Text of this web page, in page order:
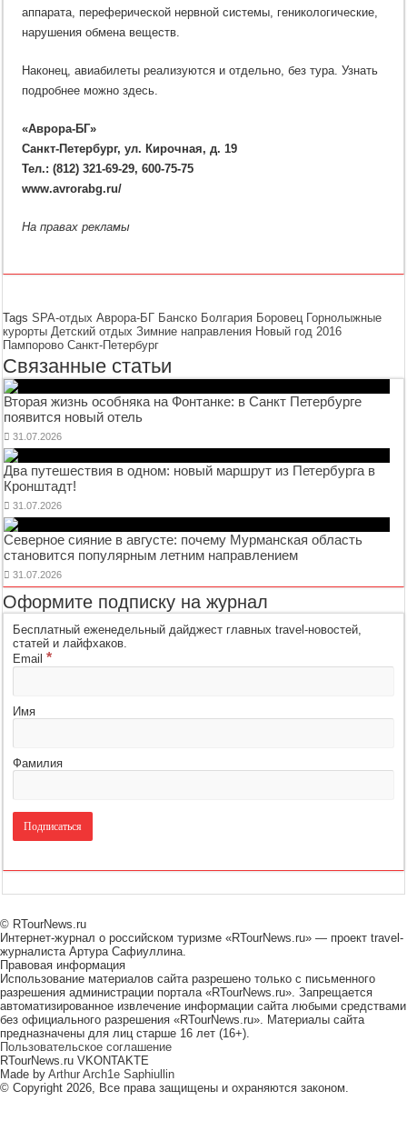
аппарата, переферической нервной системы, геникологические,
нарушения обмена веществ.
Наконец, авиабилеты реализуются и отдельно, без тура. Узнать
подробнее можно здесь.
«Аврора-БГ»
Санкт-Петербург, ул. Кирочная, д. 19
Тел.: (812) 321-69-29, 600-75-75
www.avrorabg.ru/
На правах рекламы
TagsSPA-отдых Аврора-БГ Банско Болгария Боровец Горнолыжные
курорты Детский отдых Зимние направления Новый год 2016
Пампорово Санкт-Петербург
Связанные статьи
Вторая жизнь особняка на Фонтанке: в Санкт Петербурге
появится новый отель
31.07.2026
Два путешествия в одном: новый маршрут из Петербурга в
Кронштадт!
31.07.2026
Северное сияние в августе: почему Мурманская область
становится популярным летним направлением
31.07.2026
Оформите подписку на журнал
Бесплатный еженедельный дайджест главных travel-новостей,
статей и лайфхаков.
Email*
Имя
Фамилия
© RTourNews.ru
Интернет-журнал о российском туризме «RTourNews.ru» — проект travel-
журналиста Артура Сафиуллина.
Правовая информация
Использование материалов сайта разрешено только с письменного
разрешения администрации портала «RTourNews.ru». Запрещается
автоматизированное извлечение информации сайта любыми средствами
без официального разрешения «RTourNews.ru». Материалы сайта
предназначены для лиц старше 16 лет (16+).
Пользовательское соглашение
RTourNews.ru VKONTAKTE
Made by Arthur Arch1e Saphiullin
© Copyright 2026, Все права защищены и охраняются законом.